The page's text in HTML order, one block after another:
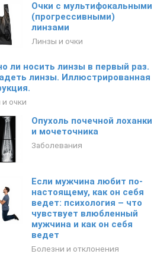
Очки с мультифокальными
(прогрессивными)
линзами
Линзы и очки
ли носить линзы в первый раз.
линзы. Иллюстрированная
очки
Опухоль почечной лоханки
и мочеточника
Заболевания
Если мужчина любит по-
настоящему, как он себя
ведет: психология – что
чувствует влюбленный
мужчина и как он себя
ведет
Болезни и отклонения